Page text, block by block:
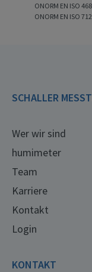
ONORM EN ISO
ONORM EN ISO 712
SCHALLER
Wer wir sind
humimeter
Team
Karriere
Kontakt
Login
KONTAKT